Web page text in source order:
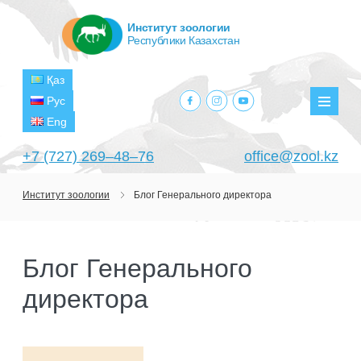
+7 (727) 269‒48‒76 office@zool.kz
Қаз
Рус
Eng
facebook.com
instagram.com
youtube.com
Институт зоологии
Республики Казахстан
ЦЕЛИ И ЗАДАЧИ
РУКОВОДСТВО
ПОДРАЗДЕЛЕНИЯ
ЛАБОРАТОРИИ
ЛАБОРАТОРИЯ ТЕРИОЛОГИИ
НАУЧНО-ИССЛЕДОВАТЕЛЬСКИЕ
Институт зоологии Блог Генерального директора
Блог Генерального
директора